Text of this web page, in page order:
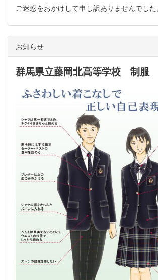
ご迷惑をおかけして申し訳ありませんでした
お知らせ
群馬県立藤岡北高等学校 制服